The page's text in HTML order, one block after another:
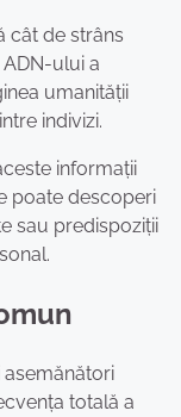
cât de strâns
ului a
umanității
indivizi.
informații
poate descoperi
sau predispoziții
totală a